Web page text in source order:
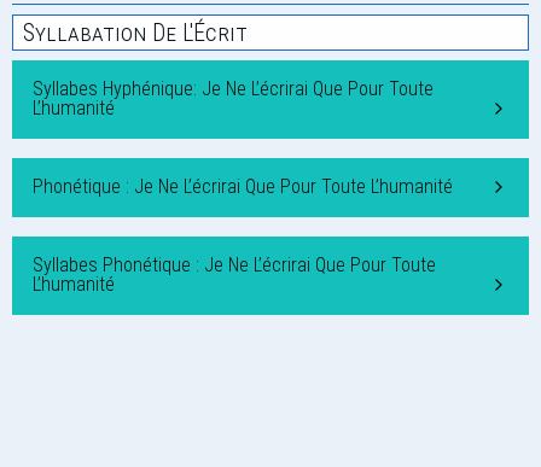
Syllabation De L'Écrit
Syllabes Hyphénique: Je Ne L’écrirai Que Pour Toute
L’humanité
Phonétique : Je Ne L’écrirai Que Pour Toute L’humanité
Syllabes Phonétique : Je Ne L’écrirai Que Pour Toute
L’humanité